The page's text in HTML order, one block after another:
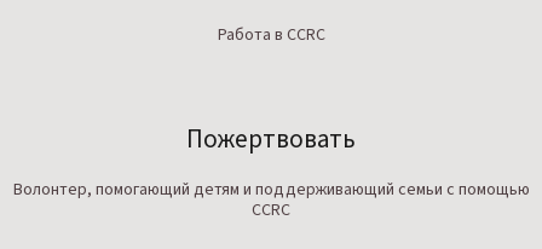
Работа в CCRC
Пожертвовать
Волонтер, помогающий детям и поддерживающий семьи с помощью
CCRC